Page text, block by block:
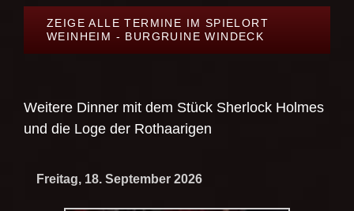
ZEIGE ALLE TERMINE IM SPIELORT
WEINHEIM - BURGRUINE WINDECK
Weitere Dinner mit dem Stück Sherlock Holmes
und die Loge der Rothaarigen
Freitag, 18. September 2026